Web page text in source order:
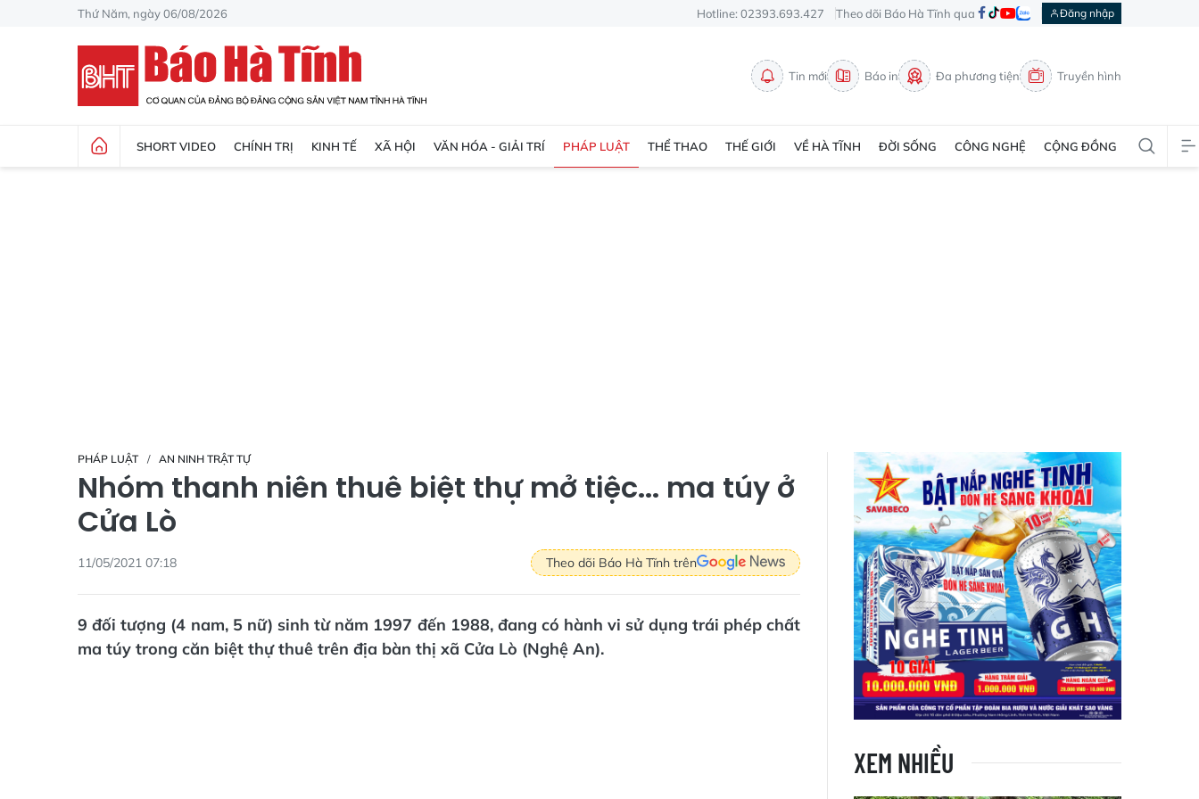
Thứ Năm, ngày 06/08/2026 Hotline: 02393.693.427 Theo dõi Báo Hà Tĩnh qua Đăng nhập
Tin mới Báo in Đa phương tiện Truyền hình
SHORT VIDEO CHÍNH TRỊ KINH TẾ XÃ HỘI VĂN HÓA - GIẢI TRÍ PHÁP LUẬT THỂ THAO THẾ GIỚI VỀ HÀ TĨNH ĐỜI SỐNG CÔNG NGHỆ CỘNG ĐỒNG
PHÁP LUẬT AN NINH TRẬT TỰ
Nhóm thanh niên thuê biệt thự mở tiệc... ma túy ở
Cửa Lò
11/05/2021 07:18 Theo dõi Báo Hà Tĩnh trên
9 đối tượng (4 nam, 5 nữ) sinh từ năm 1997 đến 1988, đang có hành vi sử dụng trái phép chất
ma túy trong căn biệt thự thuê trên địa bàn thị xã Cửa Lò (Nghệ An).
XEM NHIỀU